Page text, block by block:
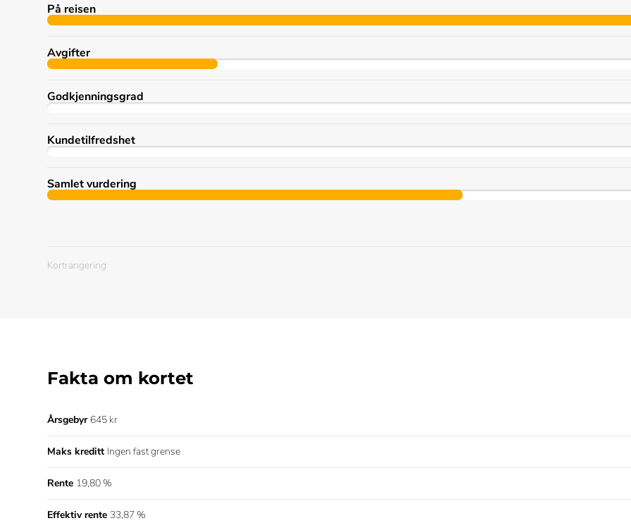
På reisen
Avgifter
Godkjenningsgrad
Kundetilfredshet
Samlet vurdering
Kortrangering
Fakta om kortet
Årsgebyr 645 kr
Maks kreditt Ingen fast grense
Rente 19,80 %
Effektiv rente 33,87 %